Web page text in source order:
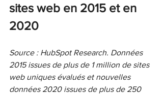
sites web en 2015 et en
2020
Source : HubSpot Research. Données
2015 issues de plus de 1 million de sites
web uniques évalués et nouvelles
données 2020 issues de plus de 250